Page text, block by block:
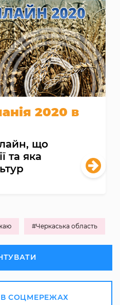
2020 в
що
та яка
#Черкаська область
СОЦМЕРЕЖАХ